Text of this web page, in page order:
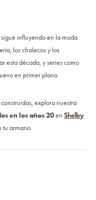
influyendo en la moda
los chalecos y los
esta década, y series como
en primer plano.
explora nuestra
en los años 20en Shelby
tu armario.